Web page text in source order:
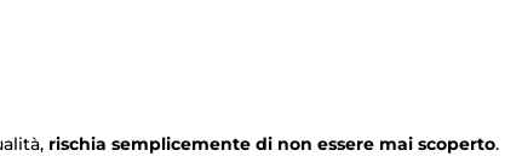
rischia semplicemente di non essere mai scoperto.